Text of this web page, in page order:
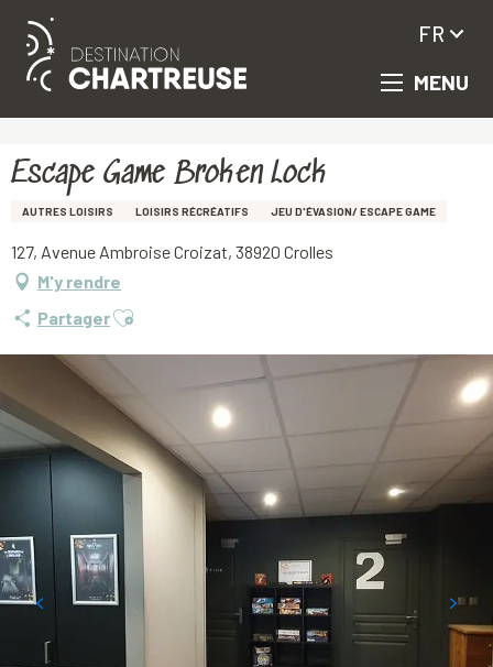
Aller
principal
MENU
FR
Escape Game Broken Lock
AUTRES LOISIRS LOISIRS RÉCRÉATIFS JEU D'ÉVASION/ ESCAPE GAME
127, Avenue Ambroise Croizat, 38920 Crolles
M'y rendre
PartagerAjouter aux favoris